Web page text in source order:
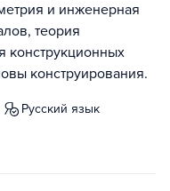
и инженерная
теория
конструкционных
конструирования.
русский язык